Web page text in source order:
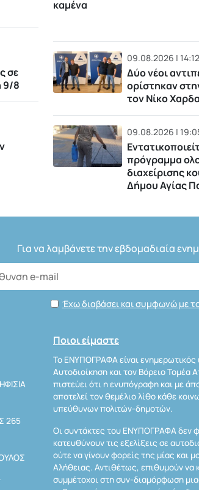
σε
9/8
καμένα
09.08.2026 | 14:12
Δύο νέοι
ορίστηκαν
τον Νίκο
09.08.2026 |
πρόγραμμα
διαχείρισης
Δήμου Αγίας
Για να λαμβάνετε την εβδομαδιαία
Έχω διαβάσει και συμφωνώ με
265
Ποιοι είμαστε
Το ΕΝΥΠΟΓΡΑΦΑ είναι ενημερωτικός
Αυτοδιοίκηση και τον Βόρειο Τομέα
πιστεύει ότι η ενυπόγραφη και με
αποτελεί τον θεμέλιο λίθο κάθε
υπεύθυνων πολιτών-δημοτών.
Οι συντάκτες του ΕΝΥΠΟΓΡΑΦΑ δεν
κατευθύνουν τις εξελίξεις σε
ούτε να γίνουν φορείς της μίας και
Αλήθειας. Αντιθέτως, επιθυμούν να
συμμέτοχοι στη συν-διαμόρφωση